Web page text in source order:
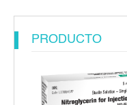
PRODUCTO